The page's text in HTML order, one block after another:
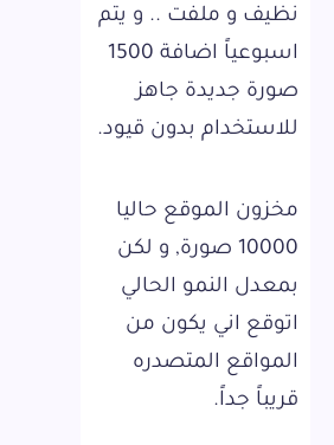
نظيف و ملفت .. و يتم
اسبوعياً اضافة 1500
صورة جديدة جاهز
للاستخدام بدون قيود.
مخزون الموقع حاليا
10000 صورة, و لكن
بمعدل النمو الحالي
اتوقع اني يكون من
المواقع المتصدره
قريباً جداً.